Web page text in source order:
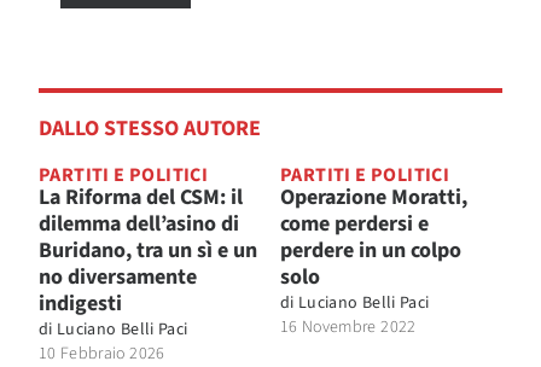
DALLO STESSO AUTORE
PARTITI E POLITICI
La Riforma del CSM: il
dilemma dell’asino di
Buridano, tra un sì e un
no diversamente
indigesti
di Luciano Belli Paci
10 Febbraio 2026
PARTITI E POLITICI
Operazione Moratti,
come perdersi e
perdere in un colpo
solo
di Luciano Belli Paci
16 Novembre 2022